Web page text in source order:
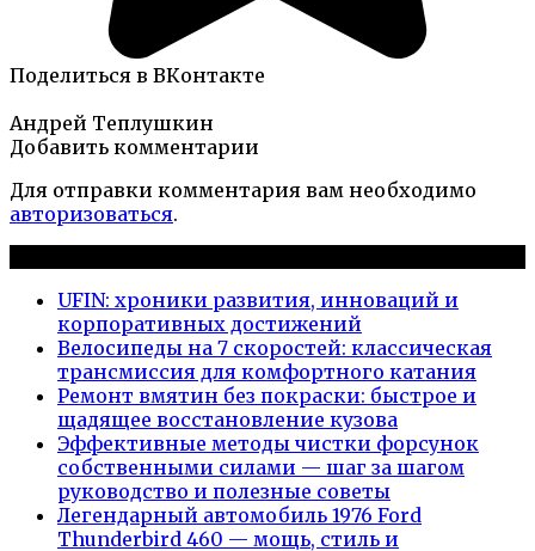
Поделиться в ВКонтакте
Андрей Теплушкин
Добавить комментарии
Для отправки комментария вам необходимо
авторизоваться.
UFIN: хроники развития, инноваций и
корпоративных достижений
Велосипеды на 7 скоростей: классическая
трансмиссия для комфортного катания
Ремонт вмятин без покраски: быстрое и
щадящее восстановление кузова
Эффективные методы чистки форсунок
собственными силами — шаг за шагом
руководство и полезные советы
Легендарный автомобиль 1976 Ford
Thunderbird 460 — мощь, стиль и